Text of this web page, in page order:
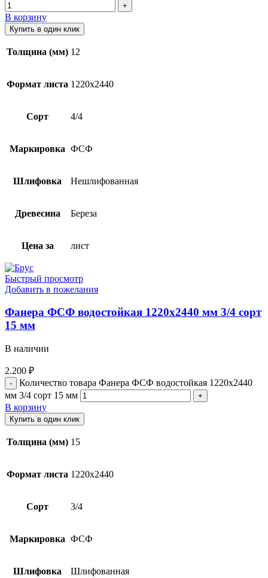
В корзину
Купить в один клик
Толщина (мм) 12
Формат листа 1220х2440
Сорт 4/4
Маркировка ФСФ
Шлифовка Нешлифованная
Древесина Береза
Цена за лист
Быстрый просмотр
Добавить в пожелания
Фанера ФСФ водостойкая 1220х2440 мм 3/4 сорт
15 мм
В наличии
2.200 ₽
Количество товара Фанера ФСФ водостойкая 1220х2440
мм 3/4 сорт 15 мм
В корзину
Купить в один клик
Толщина (мм) 15
Формат листа 1220х2440
Сорт 3/4
Маркировка ФСФ
Шлифовка Шлифованная